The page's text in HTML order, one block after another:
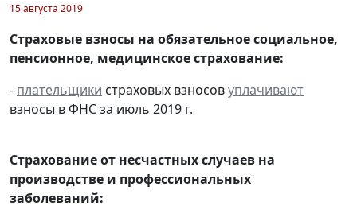
15 августа 2019
Страховые взносы на обязательное социальное,
пенсионное, медицинское страхование:
- плательщики страховых взносовуплачивают
взносы в ФНС за июль 2019 г.
Страхование от несчастных случаев на
производстве и профессиональных
заболеваний: